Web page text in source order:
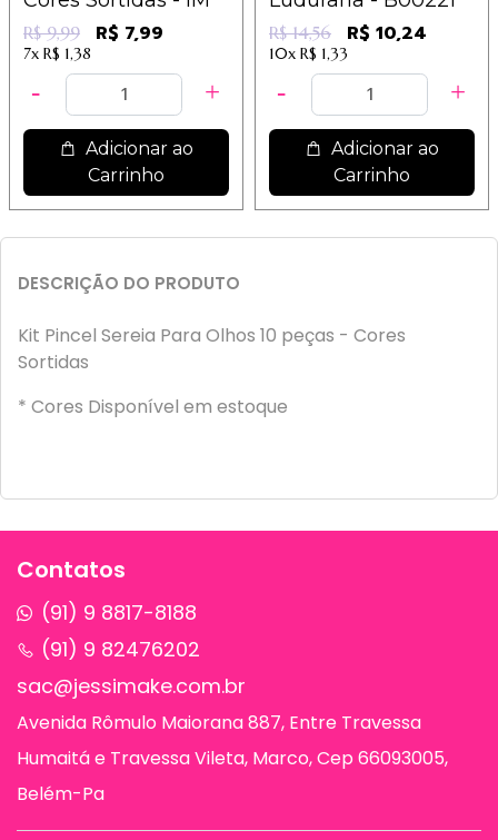
R$ 9,99 R$ 7,99
7x R$ 1,38
Adicionar ao
Carrinho
R$ 14,56 R$ 10,24
10x R$ 1,33
Adicionar ao
Carrinho
DESCRIÇÃO DO PRODUTO
Kit Pincel Sereia Para Olhos 10 peças - Cores
Sortidas
* Cores Disponível em estoque
Contatos
(91) 9 8817-8188
(91) 9 82476202
sac@jessimake.com.br
Avenida Rômulo Maiorana 887, Entre Travessa
Humaitá e Travessa Vileta, Marco, Cep 66093005,
Belém-Pa